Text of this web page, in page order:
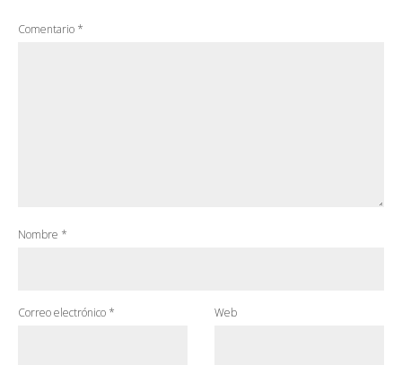
Comentario *
Nombre *
Correo electrónico * Web